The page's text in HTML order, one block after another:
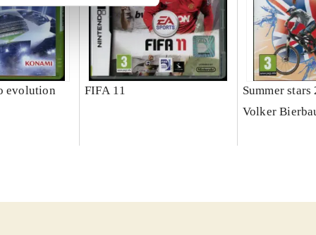
evolution FIFA 11
Summer stars
Volker